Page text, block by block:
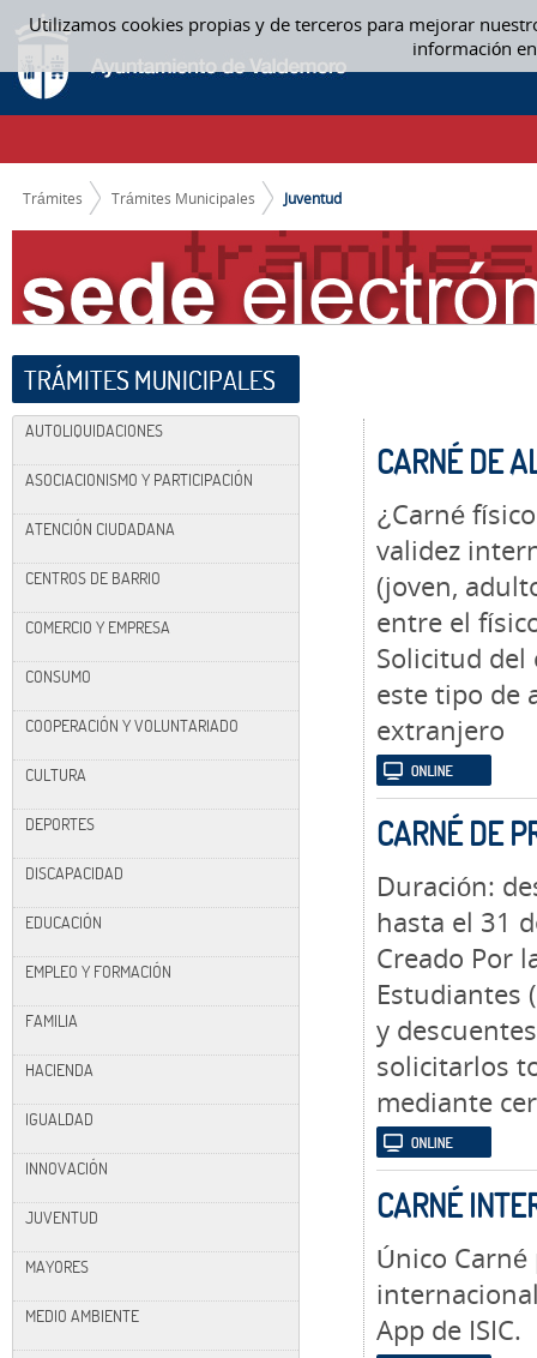
Utilizamos cookies propias y de terceros para mejorar
información
Saltar al contenido
JUVENTUD
CAMINO DE MIGAS
Trámites Trámites Municipales Juventud
TRÁMITES MUNICIPALES
AUTOLIQUIDACIONES
ASOCIACIONISMO Y PARTICIPACIÓN
ATENCIÓN CIUDADANA
CENTROS DE BARRIO
COMERCIO Y EMPRESA
CONSUMO
COOPERACIÓN Y VOLUNTARIADO
CULTURA
DEPORTES
DISCAPACIDAD
EDUCACIÓN
EMPLEO Y FORMACIÓN
FAMILIA
HACIENDA
IGUALDAD
INNOVACIÓN
JUVENTUD
MAYORES
MEDIO AMBIENTE
CARNÉ DE
¿Carné
validez
(joven,
entre el
Solicitud del
este tipo de
extranjero
CARNÉ DE
Duración:
hasta el 31
Creado Por
Estudiantes
y
solicitarlos
mediante
CARNÉ
Único Carné
App de ISIC.